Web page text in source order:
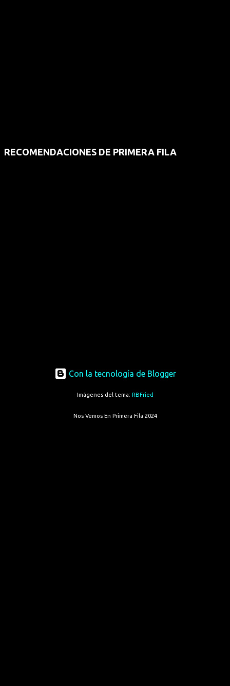
RECOMENDACIONES DE PRIMERA FILA
Con la tecnología de Blogger
Imágenes del tema: RBFried
Nos Vemos En Primera Fila 2024